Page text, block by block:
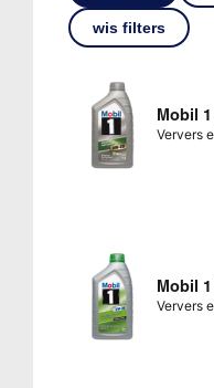
wis filters
Mobil
Ververs
Mobil
Ververs